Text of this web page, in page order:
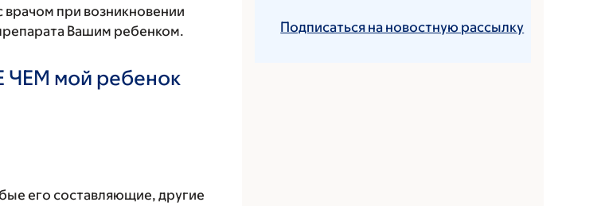
врачом при возникновении
Вашим ребенком.
ЧЕМ мой ребенок
его составляющие, другие
Подписаться на новостную рассылку